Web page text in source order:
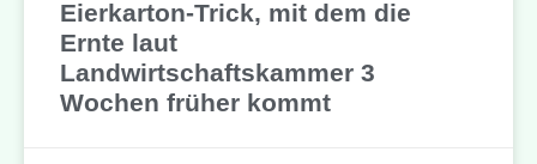
Eierkarton-Trick, mit dem die
Ernte laut
Landwirtschaftskammer 3
Wochen früher kommt